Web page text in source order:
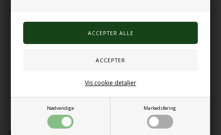
Nødvendige Markedsføring
Vis cookie detaljer
Anvendelse: visuelle effekter
Alternative produkter